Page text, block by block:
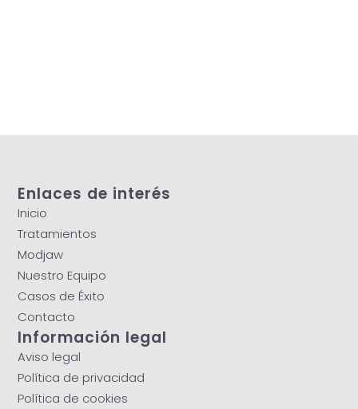
Enlaces de interés
Inicio
Tratamientos
Modjaw
Nuestro Equipo
Casos de Éxito
Contacto
Información legal
Aviso legal
Política de privacidad
Política de cookies